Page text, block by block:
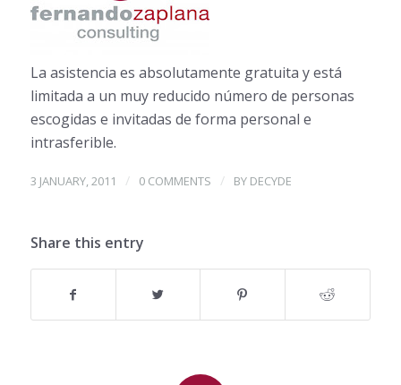
La asistencia es absolutamente gratuita y está
limitada a un muy reducido número de personas
escogidas e invitadas de forma personal e
intrasferible.
3 JANUARY, 2011 / 0 COMMENTS / BY DECYDE
Share this entry